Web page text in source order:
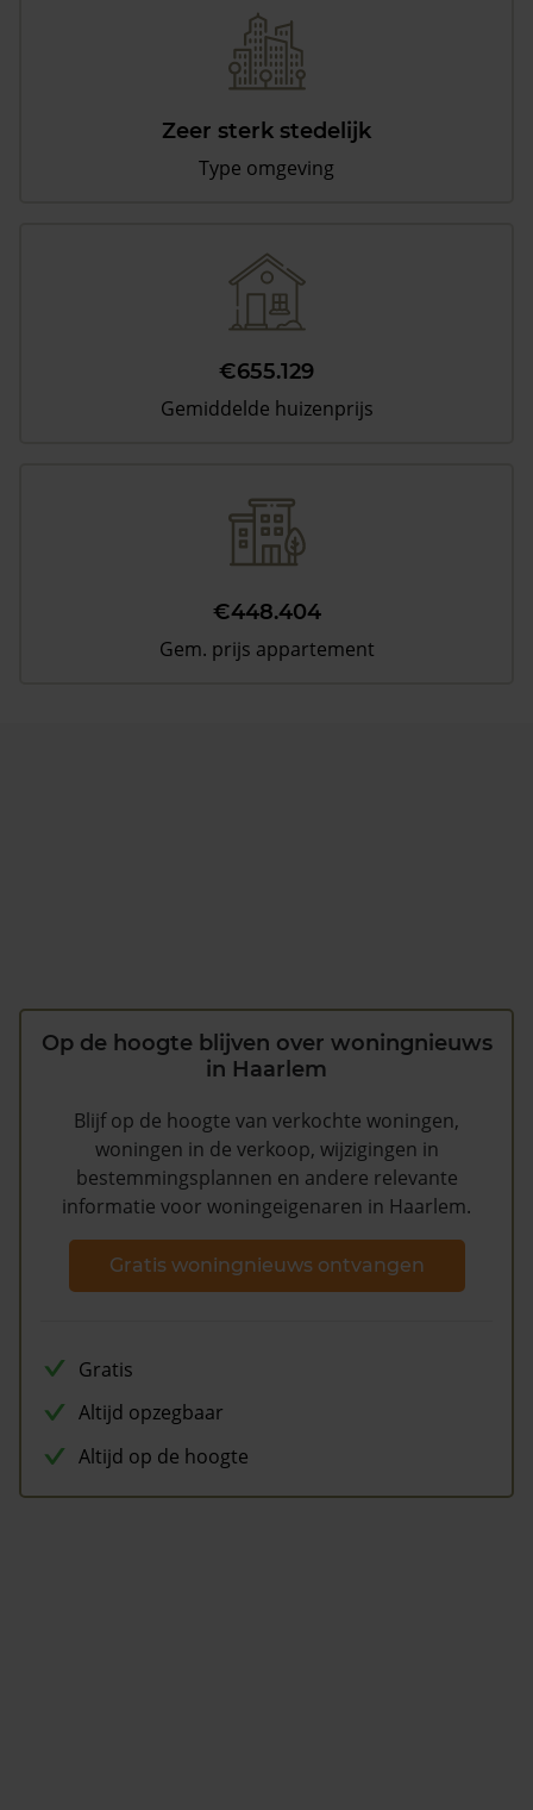
Zeer sterk stedelijk
Type omgeving
€655.129
Gemiddelde huizenprijs
€448.404
Gem. prijs appartement
Op de hoogte blijven over woningnieuws
in Haarlem
Blijf op de hoogte van verkochte woningen,
woningen in de verkoop, wijzigingen in
bestemmingsplannen en andere relevante
informatie voor woningeigenaren in Haarlem.
Gratis woningnieuws ontvangen
Gratis
Altijd opzegbaar
Altijd op de hoogte